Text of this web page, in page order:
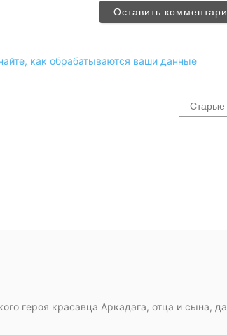
как обрабатываются ваши данные
Старые
героя красавца Аркадага, отца и сына, да